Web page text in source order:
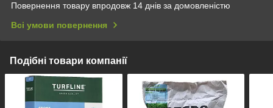
Повернення товару впродовж 14 днів за домовленістю
Всі умови повернення
Подібні товари компанії